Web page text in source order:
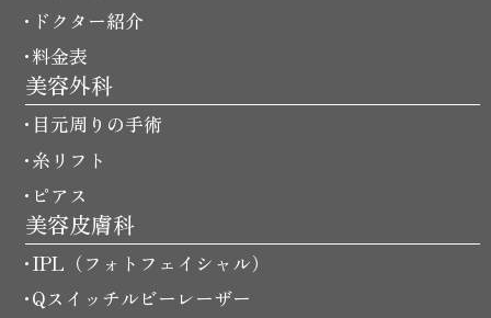
ドクター紹介
料金表
美容外科
目元周りの手術
糸リフト
ピアス
美容皮膚科
IPL（フォトフェイシャル）
Qスイッチルビーレーザー